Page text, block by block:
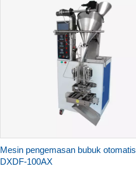
Mesin pengemasan bubuk otomatis
DXDF-100AX